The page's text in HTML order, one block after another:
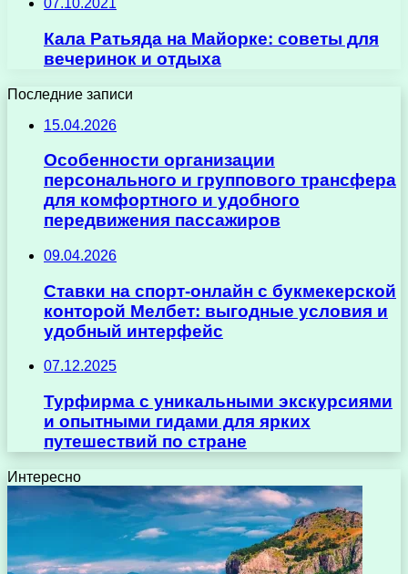
07.10.2021
Кала Ратьяда на Майорке: советы для
вечеринок и отдыха
Последние записи
15.04.2026
Особенности организации
персонального и группового трансфера
для комфортного и удобного
передвижения пассажиров
09.04.2026
Ставки на спорт-онлайн с букмекерской
конторой Мелбет: выгодные условия и
удобный интерфейс
07.12.2025
Турфирма с уникальными экскурсиями
и опытными гидами для ярких
путешествий по стране
Интересно